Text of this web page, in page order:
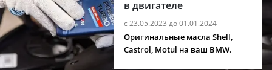
в двигателе
с 23.05.2023 до 01.01.2024
Оригинальные масла Shell,
Castrol, Motul на ваш BMW.